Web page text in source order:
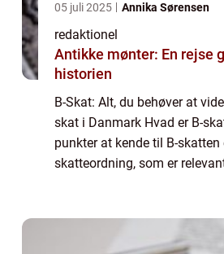
05 juli 2025 Annika Sørensen
redaktionel
Antikke mønter: En rejse
historien
B-Skat: Alt, du behøver at
skat i Danmark Hvad er B-
punkter at kende til B-skatten
skatteordning, som er